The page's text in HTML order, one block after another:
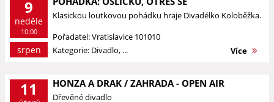
9
neděle
10:00
srpen
Klasickou loutkovou pohádku hraje Divadélko Koloběžka.
Pořadatel: Vratislavice 101010
Kategorie: Divadlo, ...
Více
11 HONZA A DRAK / ZAHRADA - OPEN AIR
Dřevěné divadlo